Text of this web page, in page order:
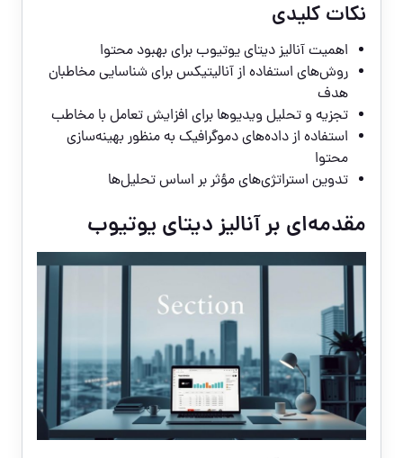
نکات کلیدی
اهمیت آنالیز دیتای یوتیوب برای بهبود محتوا
روش‌های استفاده از آنالیتیکس برای شناسایی مخاطبان
هدف
تجزیه و تحلیل ویدیوها برای افزایش تعامل با مخاطب
استفاده از داده‌های دموگرافیک به منظور بهینه‌سازی
محتوا
تدوین استراتژی‌های مؤثر بر اساس تحلیل‌ها
مقدمه‌ای بر آنالیز دیتای یوتیوب